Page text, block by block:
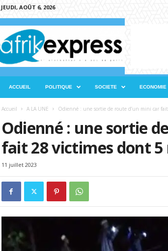
JEUDI, AOÛT 6, 2026
ACCUEIL POLITIQUE SOCIETE ECONOMIE
Accueil A LA UNE Odienné : une sortie de route d’un mini car
Odienné : une sortie
fait 28 victimes dont
11 juillet 2023